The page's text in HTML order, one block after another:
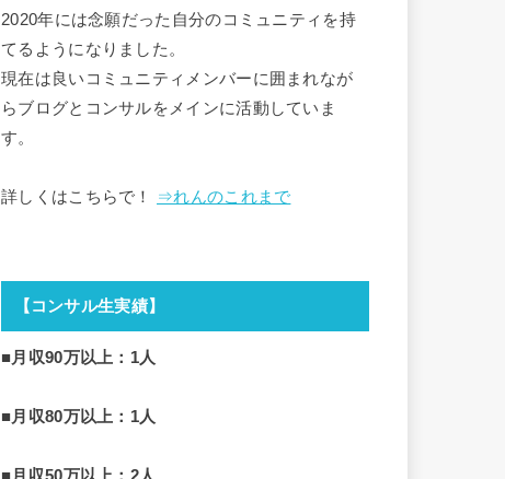
2020年には念願だった自分のコミュニティを持
てるようになりました。
現在は良いコミュニティメンバーに囲まれなが
らブログとコンサルをメインに活動していま
す。
詳しくはこちらで！ ⇒れんのこれまで
【コンサル生実績】
■月収90万以上：1人
■月収80万以上：1人
■月収50万以上：2人